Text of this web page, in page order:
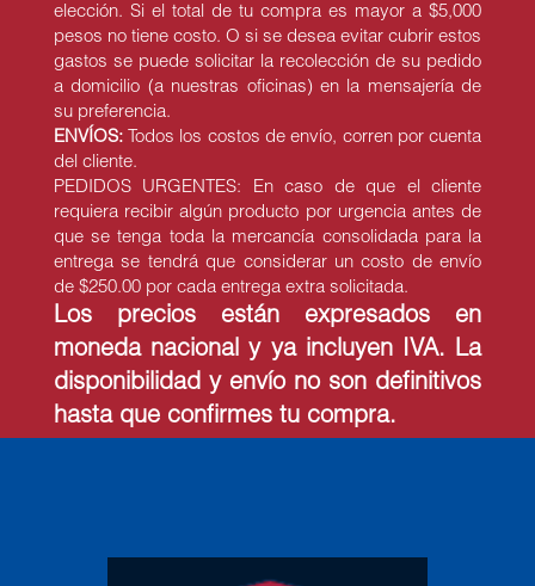
elección. Si el total de tu compra es mayor a $5,000
pesos no tiene costo. O si se desea evitar cubrir estos
gastos se puede solicitar la recolección de su pedido
a domicilio (a nuestras oficinas) en la mensajería de
su preferencia.
ENVÍOS:Todos los costos de envío, corren por cuenta
del cliente.
PEDIDOS URGENTES: En caso de que el cliente
requiera recibir algún producto por urgencia antes de
que se tenga toda la mercancía consolidada para la
entrega se tendrá que considerar un costo de envío
de $250.00 por cada entrega extra solicitada.
Los precios están expresados en
moneda nacional y ya incluyen IVA. La
disponibilidad y envío no son definitivos
hasta que confirmes tu compra.